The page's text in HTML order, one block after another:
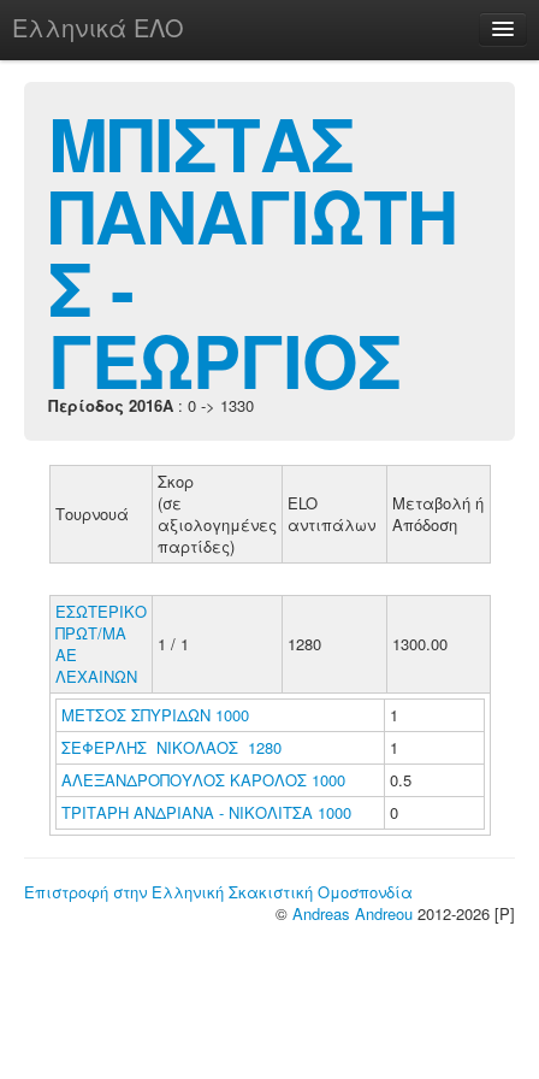
Ελληνικά ΕΛΟ
chesstu.be @ discord
Login
ΜΠΙΣΤΑΣ
ΠΑΝΑΓΙΩΤΗ
Σ -
ΓΕΩΡΓΙΟΣ
Περίοδος 2016A : 0 -> 1330
Τουρνουά
Σκορ
(σε
αξιολογημένες
παρτίδες)
ELO
αντιπάλων
Μεταβολή ή
Απόδοση
ΕΣΩΤΕΡΙΚΟ
ΠΡΩΤ/ΜΑ
ΑΕ
ΛΕΧΑΙΝΩΝ
1 / 1 1280 1300.00
ΜΕΤΣΟΣ ΣΠΥΡΙΔΩΝ 1000
1
ΣΕΦΕΡΛΗΣ ΝΙΚΟΛΑΟΣ 1280
1
ΑΛΕΞΑΝΔΡΟΠΟΥΛΟΣ ΚΑΡΟΛΟΣ 1000
0.5
ΤΡΙΤΑΡΗ ΑΝΔΡΙΑΝΑ - ΝΙΚΟΛΙΤΣΑ 1000
0
Επιστροφή στην Ελληνική Σκακιστική Ομοσπονδία
© Andreas Andreou 2012-2026 [P]